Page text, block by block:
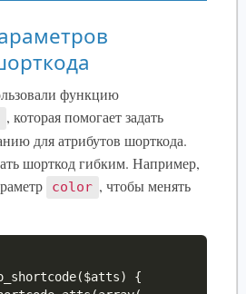
функцию
, которая помогает задать
для атрибутов шорткода.
шорткод гибким. Например,
color , чтобы менять
{